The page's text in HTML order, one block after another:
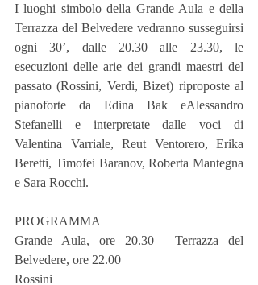
I luoghi simbolo della Grande Aula e della
Terrazza del Belvedere vedranno susseguirsi
ogni 30’, dalle 20.30 alle 23.30, le
esecuzioni delle arie dei grandi maestri del
passato (Rossini, Verdi, Bizet) riproposte al
pianoforte da Edina Bak eAlessandro
Stefanelli e interpretate dalle voci di
Valentina Varriale, Reut Ventorero, Erika
Beretti, Timofei Baranov, Roberta Mantegna
e Sara Rocchi.
PROGRAMMA
Grande Aula, ore 20.30 | Terrazza del
Belvedere, ore 22.00
Rossini